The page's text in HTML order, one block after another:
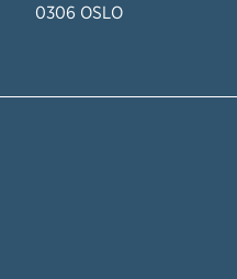
0306 OSLO